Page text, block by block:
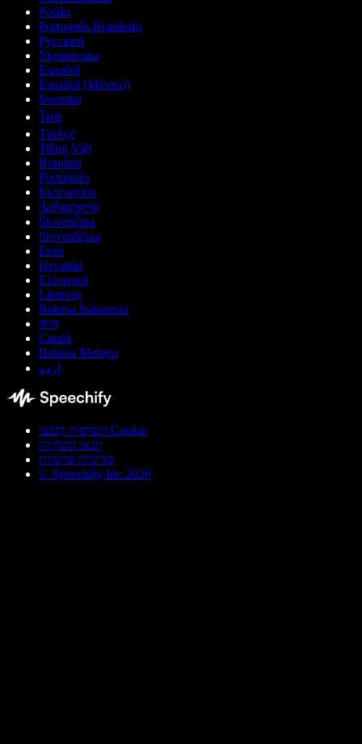
Polski
Português Brasileiro
Русский
Українська
Español
Español (México)
Svenska
ไทย
Türkçe
Tiếng Việt
Română
Português
Български
ქართული
Slovenčina
Slovenščina
Eesti
Hrvatski
Ελληνικά
Lietuvių
Bahasa Indonesia
বাংলা
Català
Bahasa Melayu
اردو
העדפות קובצי Cookie
תנאי השירות
מדיניות פרטיות
© Speechify Inc 2026